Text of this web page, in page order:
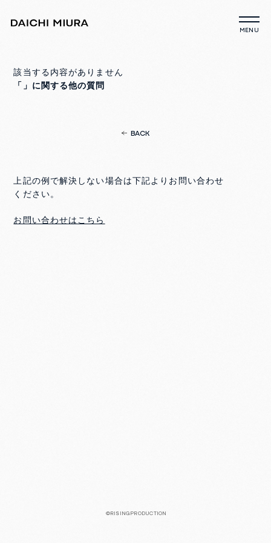
該当する内容がありません
「」に関する他の質問
BACK
上記の例で解決しない場合は下記よりお問い合わせ
ください。
お問い合わせはこちら
©RISINGPRODUCTION